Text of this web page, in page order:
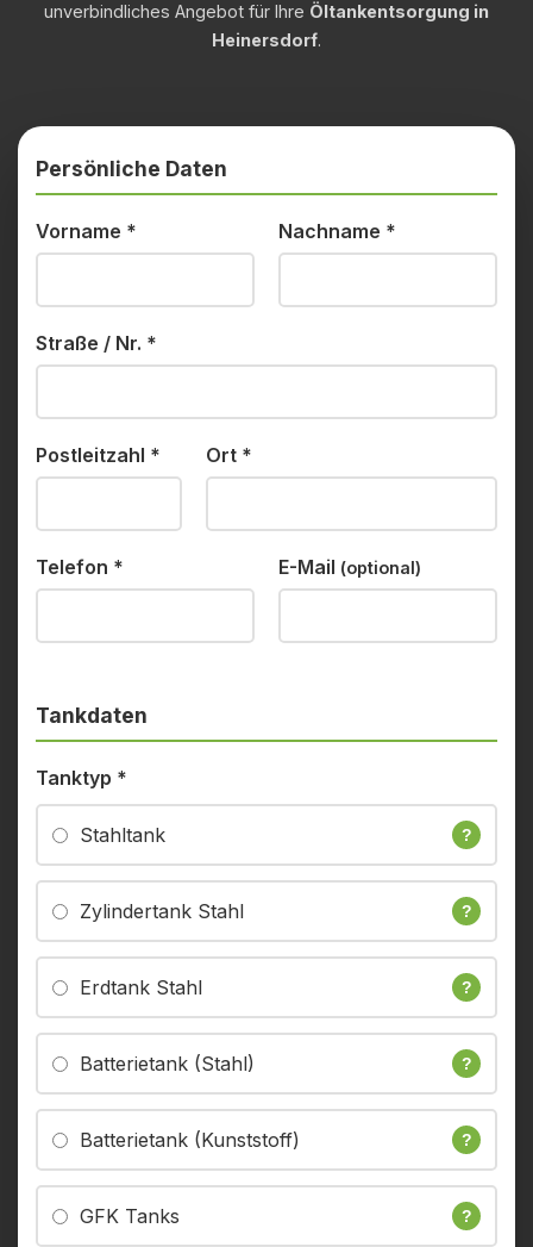
unverbindliches Angebot für Ihre Öltankentsorgung in
Heinersdorf.
Persönliche Daten
Vorname * Nachname *
Straße / Nr. *
Postleitzahl * Ort *
Telefon * E-Mail (optional)
Tankdaten
Tanktyp *
Stahltank ?
Zylindertank Stahl ?
Erdtank Stahl ?
Batterietank (Stahl) ?
Batterietank (Kunststoff) ?
GFK Tanks ?